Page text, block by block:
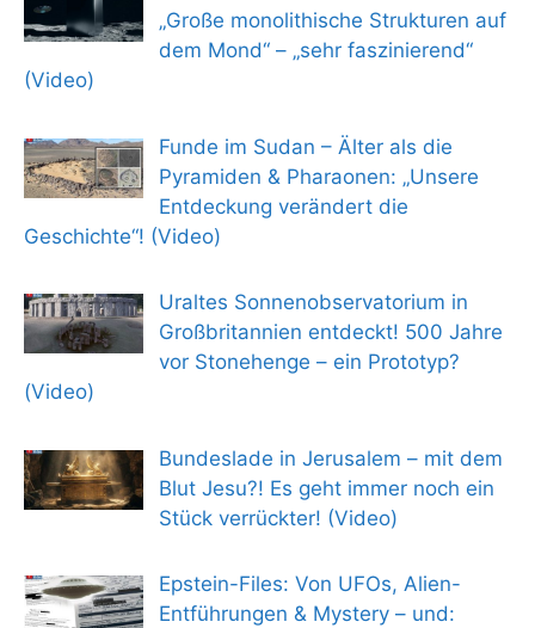
„Große monolithische Strukturen auf
dem Mond“ – „sehr faszinierend“
(Video)
Funde im Sudan – Älter als die
Pyramiden & Pharaonen: „Unsere
Entdeckung verändert die
Geschichte“! (Video)
Uraltes Sonnenobservatorium in
Großbritannien entdeckt! 500 Jahre
vor Stonehenge – ein Prototyp?
(Video)
Bundeslade in Jerusalem – mit dem
Blut Jesu?! Es geht immer noch ein
Stück verrückter! (Video)
Epstein-Files: Von UFOs, Alien-
Entführungen & Mystery – und: